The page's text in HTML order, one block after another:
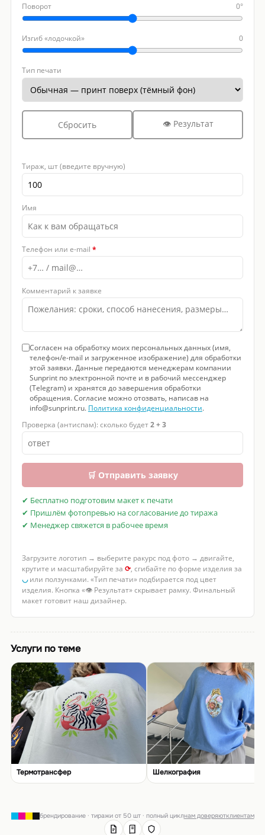
Поворот 0°
Изгиб «лодочкой» 0
Тип печати
Сбросить 👁 Результат
Тираж, шт (введите вручную)
Имя
Телефон или e-mail *
Комментарий к заявке
Согласен на обработку моих персональных данных (имя,
телефон/e-mail и загруженное изображение) для обработки
этой заявки. Данные передаются менеджерам компании
Sunprint по электронной почте и в рабочий мессенджер
(Telegram) и хранятся до завершения обработки
обращения. Согласие можно отозвать, написав на
info@sunprint.ru. Политика конфиденциальности.
Проверка (антиспам): сколько будет2 + 3
🛒 Отправить заявку
✔ Бесплатно подготовим макет к печати
✔ Пришлём фотопревью на согласование до тиража
✔ Менеджер свяжется в рабочее время
Загрузите логотип → выберите ракурс под фото → двигайте,
крутите и масштабируйте за ⟳, сгибайте по форме изделия за
◡или ползунками. «Тип печати» подбирается под цвет
изделия. Кнопка «👁 Результат» скрывает рамку. Финальный
макет готовит наш дизайнер.
Услуги по теме
Термотрансфер Шелкография
брендирование · тиражи от 50 шт · полный циклнам доверяютклиентам